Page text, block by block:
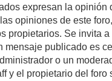
expresan la opinión
opiniones de este
propietarios. Se invita
mensaje publicado es
o un
y el propietario del foro